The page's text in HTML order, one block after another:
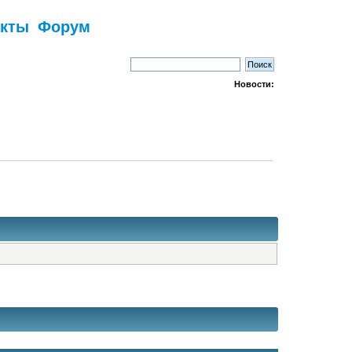
Форум
Новости: